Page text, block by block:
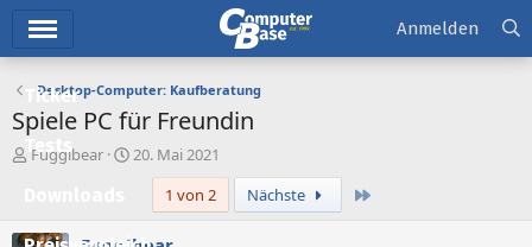
Ticker
Tests
Anmelden
Desktop-Computer: Kaufberatung
Spiele PC für Freundin
E
e
Fuggibear
E
e
20. Mai 2021
1 von 2
Nächste